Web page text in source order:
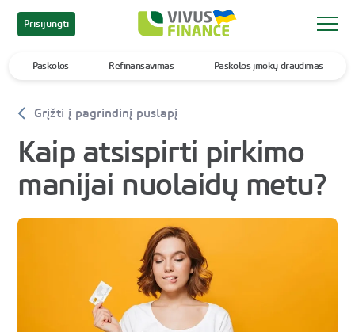
Prisijungti
Paskolos Refinansavimas Paskolos įmokų draudimas
Grįžti į pagrindinį puslapį
Kaip atsispirti pirkimo
manijai nuolaidų metu?